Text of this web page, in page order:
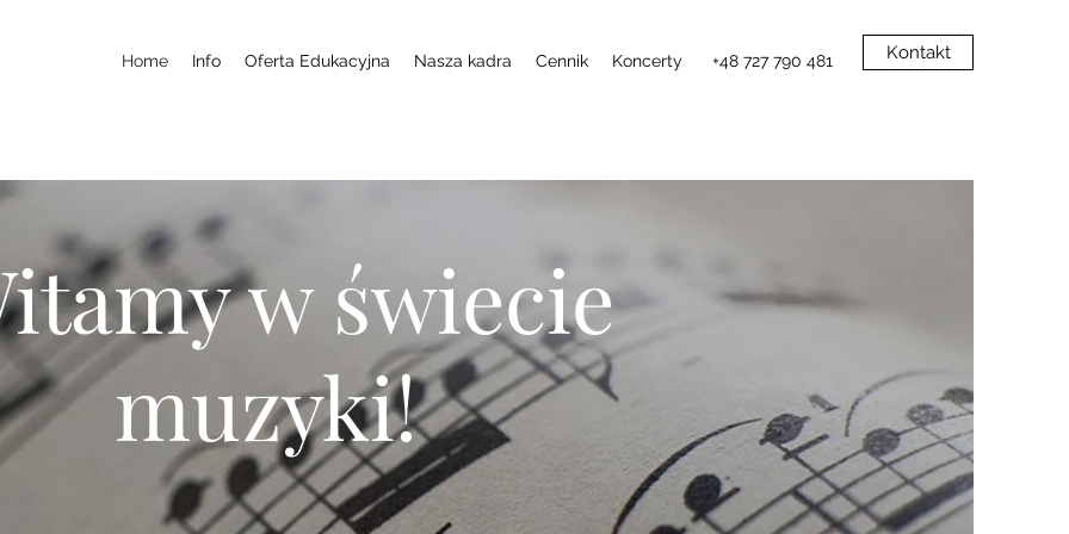
Home Info Oferta Edukacyjna Nasza kadra Cennik Koncerty +48 727 790 481 Kontakt
w świecie
muzyki!